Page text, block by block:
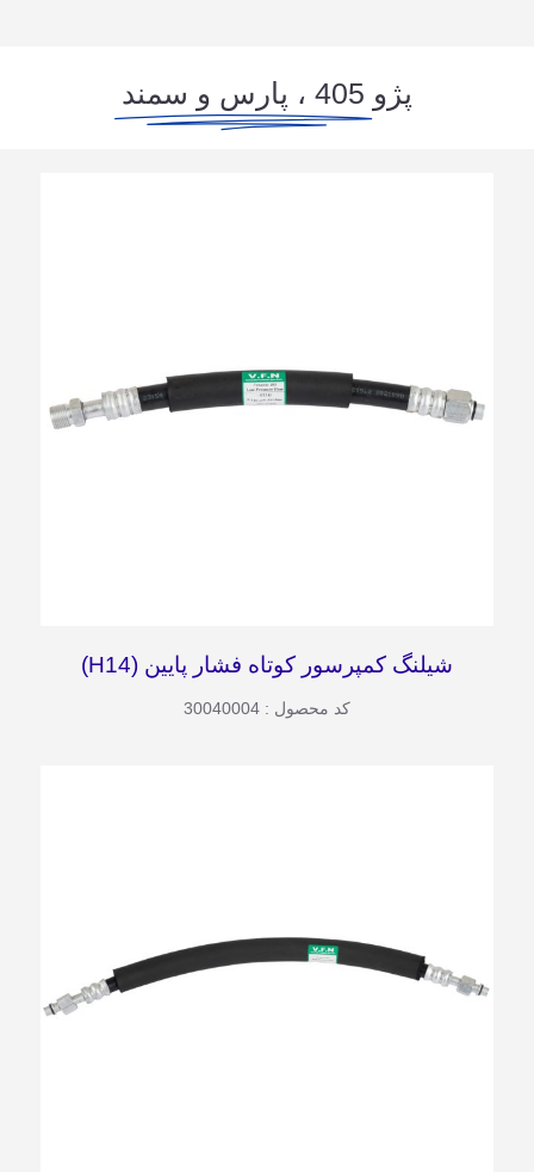
پژو 405 ، پارس و سمند
شیلنگ کمپرسور کوتاه فشار پایین (H14)
کد محصول : 30040004